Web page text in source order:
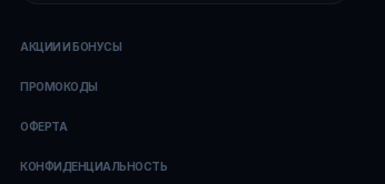
АКЦИИ И БОНУСЫ
ПРОМОКОДЫ
ОФЕРТА
КОНФИДЕНЦИАЛЬНОСТЬ